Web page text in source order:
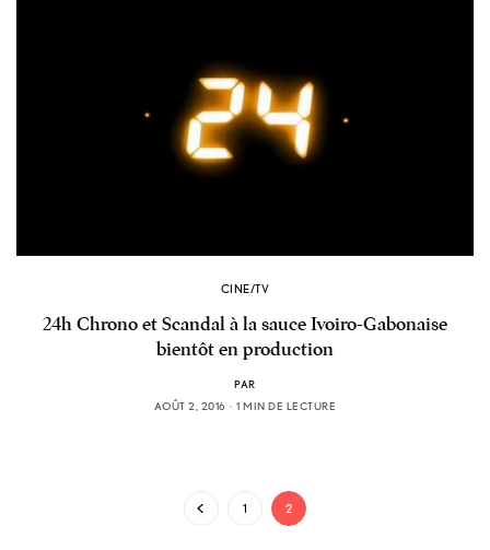
CINE/TV
24h Chrono et Scandal à la sauce Ivoiro-Gabonaise
bientôt en production
PAR
AOÛT 2, 2016
1 MIN DE LECTURE
1 2